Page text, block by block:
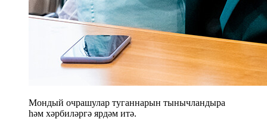
Мондый очрашулар туганнарын тынычландыра
һәм хәрбиләргә ярдәм итә.